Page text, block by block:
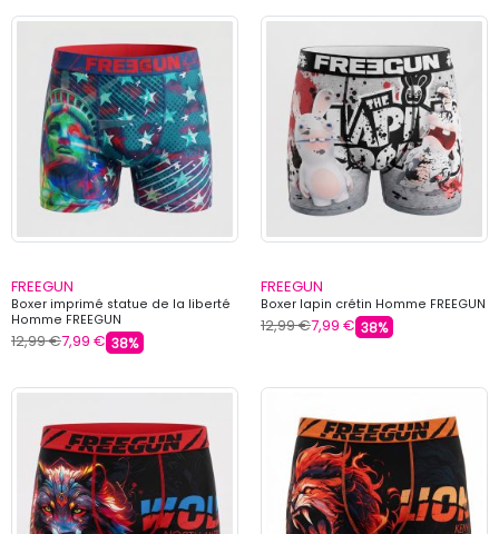
FREEGUN
Boxer imprimé statue de la liberté
Homme FREEGUN
12,99 €7,99 € 38%
FREEGUN
Boxer lapin crétin Homme FREEGUN
12,99 €7,99 € 38%